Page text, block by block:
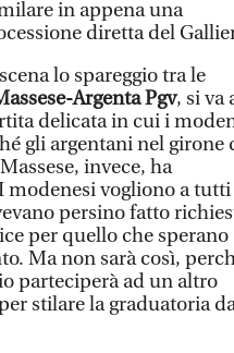
in appena una
diretta del
lo spareggio tra le
Argenta Pgv, si va
delicata in cui i
gli argentani nel girone
invece, ha
modenesi vogliono a
persino fatto
per quello che sperano
Ma non sarà così,
parteciperà ad un altro
stilare la graduatoria